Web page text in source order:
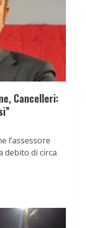
Cancelleri:
l’assessore
debito di circa